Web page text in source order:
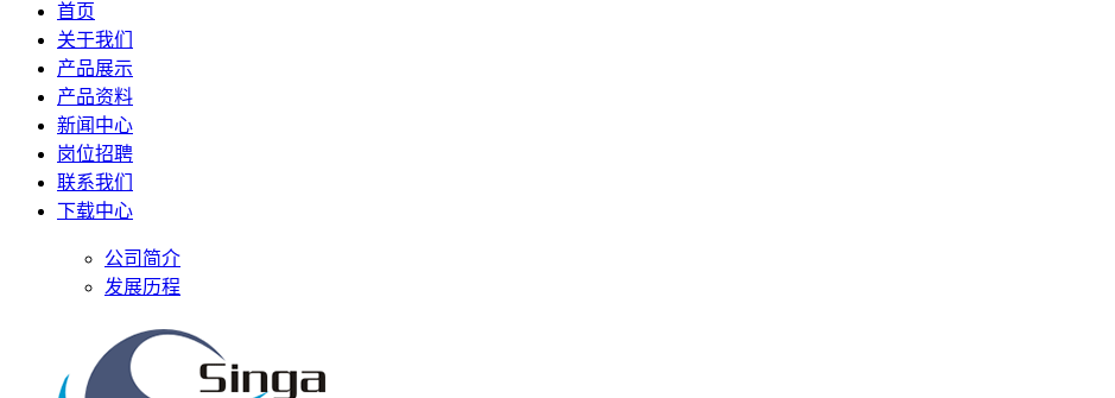
首页
关于我们
产品展示
产品资料
新闻中心
岗位招聘
联系我们
下载中心
公司简介
发展历程